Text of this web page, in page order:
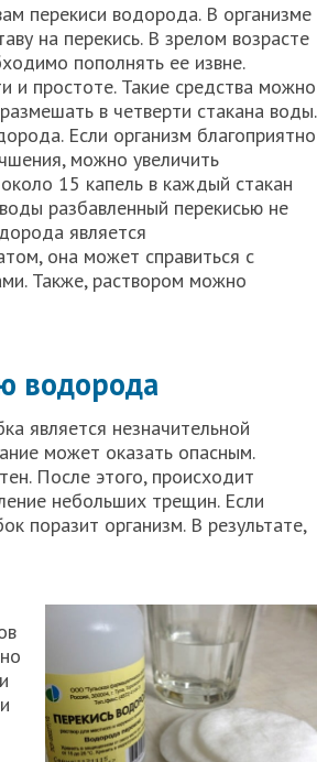
перекиси водорода. В организме
на перекись. В зрелом возрасте
пополнять ее извне.
и простоте. Такие средства можно
в четверти стакана воды.
Если организм благоприятно
можно увеличить
15 капель в каждый стакан
разбавленный перекисью не
является
она может справиться с
Также, раствором можно
водорода
является незначительной
может оказать опасным.
После этого, происходит
небольших трещин. Если
поразит организм. В результате,